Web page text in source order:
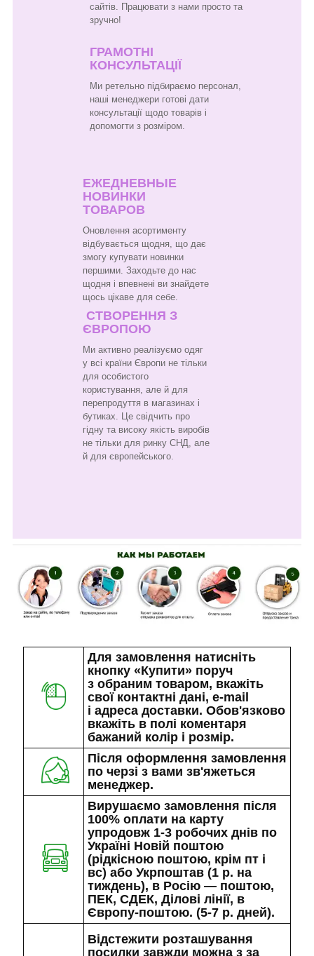
сайтів. Працювати з нами просто та
зручно!
ГРАМОТНІ
КОНСУЛЬТАЦІЇ
Ми ретельно підбираємо персонал,
наші менеджери готові дати
консультації щодо товарів і
допомогти з розміром.
ЕЖЕДНЕВНЫЕ
НОВИНКИ
ТОВАРОВ
Оновлення асортименту
відбувається щодня, що дає
змогу купувати новинки
першими. Заходьте до нас
щодня і впевнені ви знайдете
щось цікаве для себе.
СТВОРЕННЯ З
ЄВРОПОЮ
Ми активно реалізуємо одяг
у всі країни Європи не тільки
для особистого
користування, але й для
перепродуття в магазинах і
бутиках. Це свідчить про
гідну та високу якість виробів
не тільки для ринку СНД, але
й для європейського.
Для замовлення натисніть
кнопку «Купити» поруч
з обраним товаром, вкажіть
свої контактні дані, e-mail
і адреса доставки. Обов'язково
вкажіть в полі коментаря
бажаний колір і розмір.
Після оформлення замовлення
по черзі з вами зв'яжеться
менеджер.
Вирушаємо замовлення після
100% оплати на карту
упродовж 1-3 робочих днів по
Україні Новій поштою
(рідкісною поштою, крім пт і
вс) або Укрпоштав (1 р. на
тиждень), в Росію — поштою,
ПЕК, СДЕК, Ділові лінії, в
Європу-поштою. (5-7 р. дней).
Відстежити розташування
посилки завжди можна з за